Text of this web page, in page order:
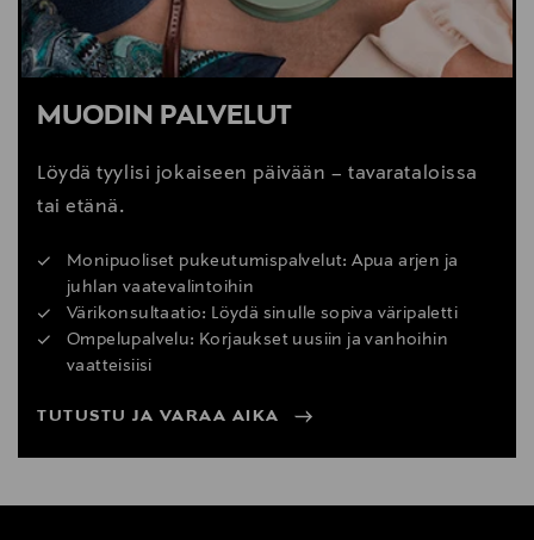
MUODIN PALVELUT
Löydä tyylisi jokaiseen päivään – tavarataloissa
tai etänä.
Monipuoliset pukeutumispalvelut: Apua arjen ja
juhlan vaatevalintoihin
Värikonsultaatio: Löydä sinulle sopiva väripaletti
Ompelupalvelu: Korjaukset uusiin ja vanhoihin
vaatteisiisi
TUTUSTU JA VARAA AIKA